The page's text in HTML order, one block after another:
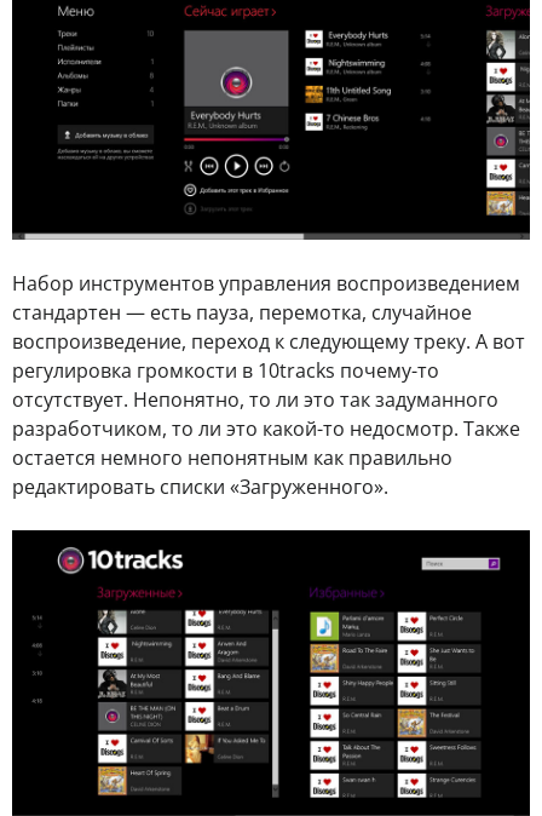
Набор инструментов управления воспроизведением
стандартен — есть пауза, перемотка, случайное
воспроизведение, переход к следующему треку. А вот
регулировка громкости в 10tracks почему-то
отсутствует. Непонятно, то ли это так задуманного
разработчиком, то ли это какой-то недосмотр. Также
остается немного непонятным как правильно
редактировать списки «Загруженного».